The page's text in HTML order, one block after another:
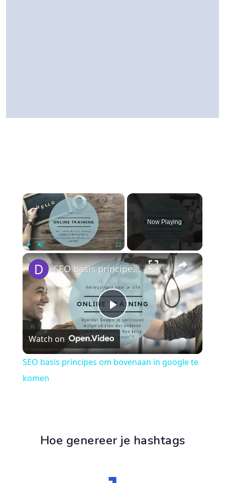
×
Unmute Fullscreen
Now Playing
×
Play
Video
SEO basis principes om bovenaan in google te komen
Watch on
SEO basis principes om bovenaan in google te
komen
Hoe genereer je hashtags